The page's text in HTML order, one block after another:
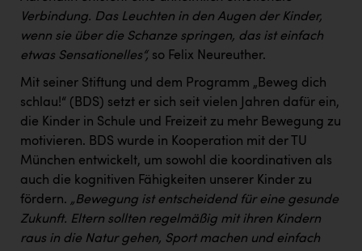
Verbindung. Das Leuchten in den Augen der Kinder,
wenn sie über die Schanze springen, das ist einfach
etwas Sensationelles“, so Felix Neureuther.
Mit seiner Stiftung und dem Programm „Beweg dich
schlau!“ (BDS) setzt er sich seit vielen Jahren dafür ein,
die Kinder in Schule und Freizeit zu mehr Bewegung zu
motivieren. BDS wurde in Kooperation mit der TU
München entwickelt, um sowohl die koordinativen als
auch die kognitiven Fähigkeiten unserer Kinder zu
fördern. „Bewegung ist entscheidend für eine gesunde
Zukunft. Eltern sollten regelmäßig mit ihren Kindern
raus in die Natur gehen, Sport machen und einfach